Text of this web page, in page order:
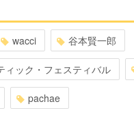
wacci 谷本賢一郎
ィック・フェスティバル
pachae